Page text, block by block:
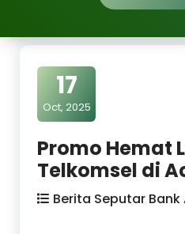
17
Oct, 2025
Promo Hemat
Telkomsel di
Berita Seputar Bank